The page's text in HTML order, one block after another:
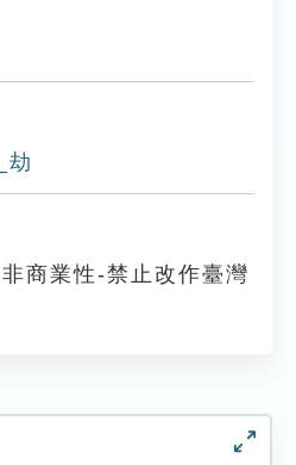
劫
商業性-禁止改作臺灣